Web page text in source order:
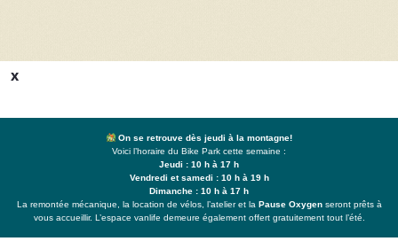
x
On se retrouve dès jeudi à la montagne!
Voici l’horaire du Bike Park cette semaine :
Jeudi : 10 h à 17 h
Vendredi et samedi : 10 h à 19 h
Dimanche : 10 h à 17 h
La remontée mécanique, la location de vélos, l’atelier et la Pause Oxygenseront prêts à
vous accueillir. L’espace vanlife demeure également offert gratuitement tout l’été.